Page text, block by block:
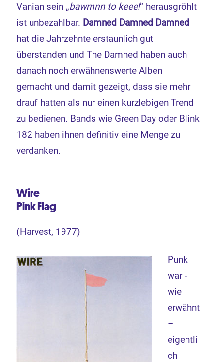
Vanian sein „bawrnnn to keeel“ herausgröhlt
ist unbezahlbar. Damned Damned Damned
hat die Jahrzehnte erstaunlich gut
überstanden und The Damned haben auch
danach noch erwähnenswerte Alben
gemacht und damit gezeigt, dass sie mehr
drauf hatten als nur einen kurzlebigen Trend
zu bedienen. Bands wie Green Day oder Blink
182 haben ihnen definitiv eine Menge zu
verdanken.
Wire
Pink Flag
(Harvest, 1977)
Punk
war -
wie
erwähnt
–
eigentli
ch